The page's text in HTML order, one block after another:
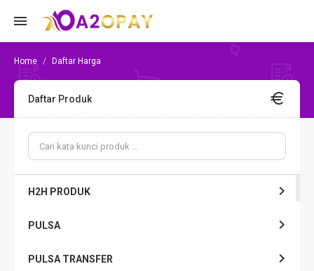
Daftar Harga
Daftar Produk
H2H PRODUK
PULSA
PULSA TRANSFER